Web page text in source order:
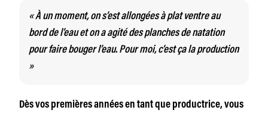
« À un moment, on s’est allongées à plat ventre au
bord de l’eau et on a agité des planches de natation
pour faire bouger l’eau. Pour moi, c’est ça la production
»
Dès vos premières années en tant que productrice, vous